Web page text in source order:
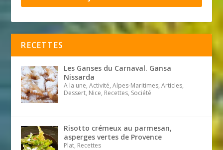
RECETTES
Les Ganses du Carnaval. Gansa
Nissarda
A la une, Activité, Alpes-Maritimes, Articles,
Dessert, Nice, Recettes, Société
Risotto crémeux au parmesan,
asperges vertes de Provence
Plat, Recettes